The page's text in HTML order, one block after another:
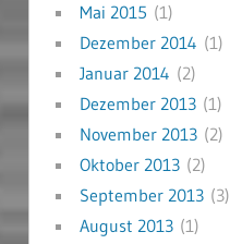
Mai 2015 (1)
Dezember 2014 (1)
Januar 2014 (2)
Dezember 2013(1)
November 2013(2)
Oktober 2013(2)
September 2013(3)
August 2013(1)